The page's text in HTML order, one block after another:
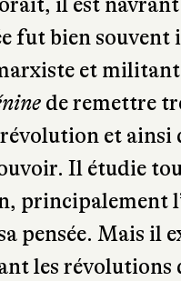
Mais
protagonistes
leurs
de son vivant et
il est
fut bien
et